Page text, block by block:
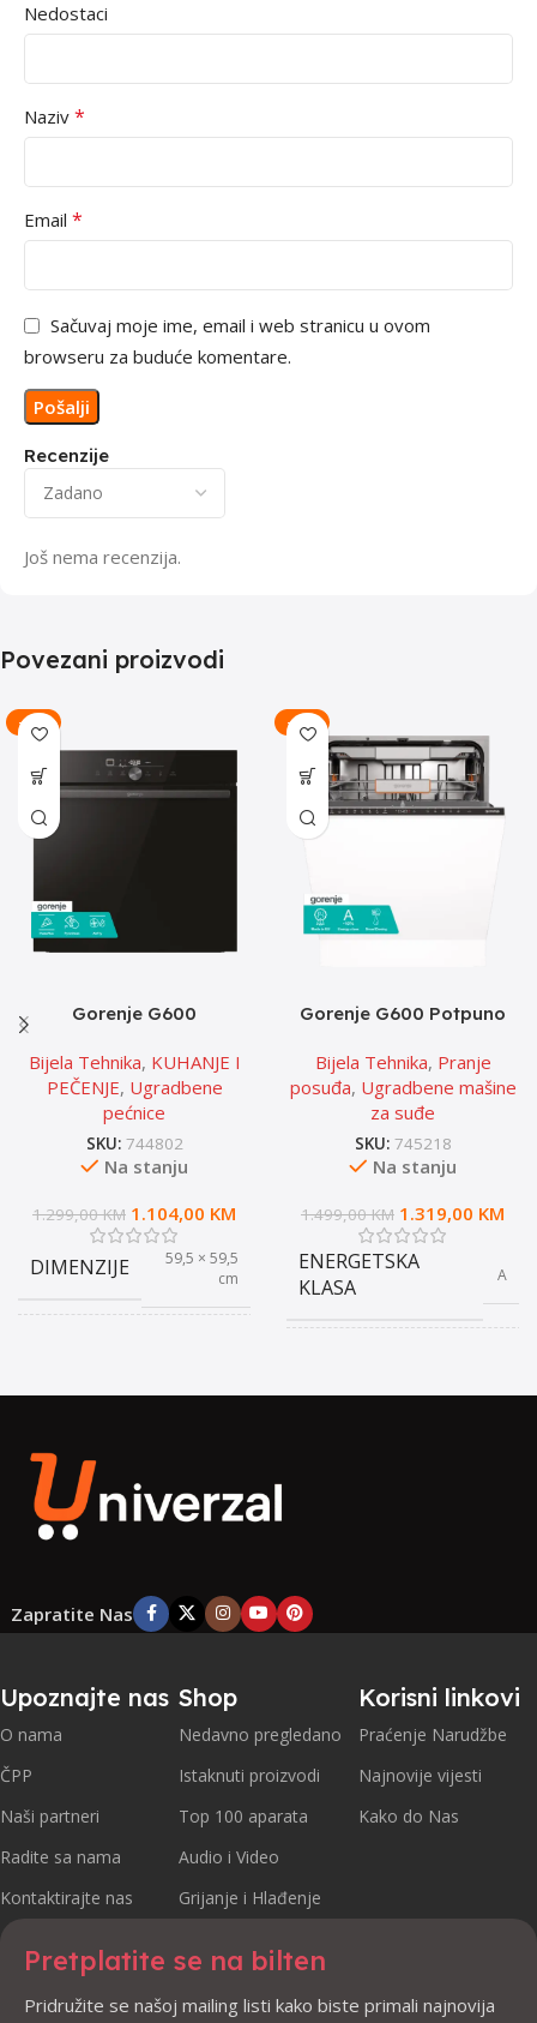
Recenzije
Još nema recenzija.
Nedostaci
Naziv *
Email *
Sačuvaj moje ime, email i web stranicu u ovom
browseru za buduće komentare.
Povezani proizvodi
-15%
Gorenje G600
Bijela Tehnika, KUHANJE I
PEČENJE, Ugradbene
pećnice
SKU: 744802
Na stanju
1.299,00KM 1.104,00 KM
DIMENZIJE
59,5 × 59,5
cm
BOJA
PERFECTGRILL
NACIN
CISCENJA
Piroliza –
samočisteća
Gorenje
-12%
Gorenje G600 Potpuno
pranje posuđa
Bijela Tehnika, Pranje
posuđa, Ugradbene mašine
za suđe
SKU: 745218
Na stanju
1.499,00KM 1.319,00 KM
ENERGETSKA
KLASA
A
Zapratite Nas
Upoznajte nas
O nama
ČPP
Naši partneri
Radite sa nama
Kontaktirajte nas
Shop
Nedavno pregledano
Istaknuti proizvodi
Top 100 aparata
Audio i Video
Grijanje i Hlađenje
Korisni linkovi
Praćenje Narudžbe
Najnovije vijesti
Kako do Nas
Pretplatite se na bilten
Pridružite se našoj mailing listi kako biste primali najnovija